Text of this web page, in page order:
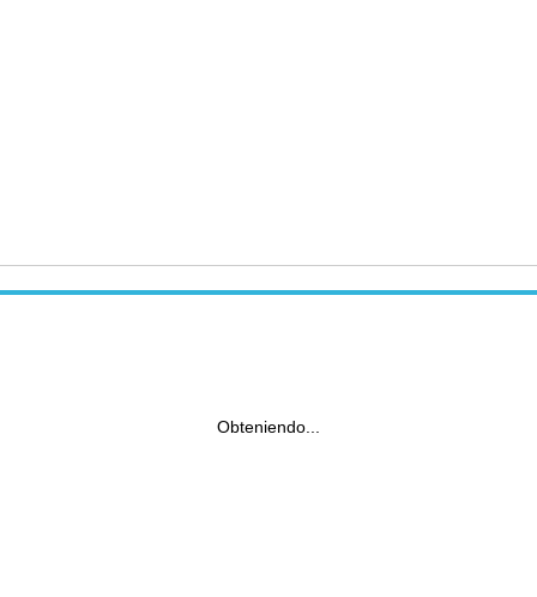
Obteniendo...